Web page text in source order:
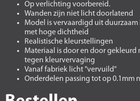
Op verlichting voorbereid.
Wanden zijn niet licht doorlatend
Model is vervaardigd uit
met hoge dichtheid
Realistische kleurstellingen
Materiaal is door en door gekleurd
tegen kleurvervaging
Vanaf fabriek licht "vervuild"
Onderdelen passing tot op 0.1mm